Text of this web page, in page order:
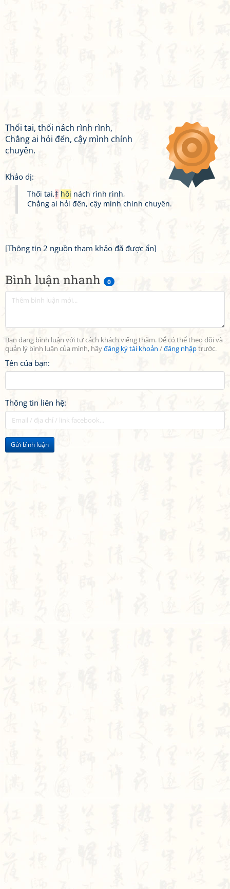
Bình luận nhanh 0
Bạn đang bình luận với tư cách khách viếng thăm. Để có thể theo dõi và
quản lý bình luận của mình, hãyđăng ký tài khoản /đăng nhậptrước.
Tên của bạn:
Thông tin liên hệ:
Gửi bình luận
Thối tai, thối nách rình rình,
Chẳng ai hỏi đến, cậy mình chính
chuyên.
Khảo dị:
Thối tai,‡ hôi nách rình rình,
Chẳng ai hỏi đến, cậy mình chính chuyên.
[Thông tin 2 nguồn tham khảo đã được ẩn]